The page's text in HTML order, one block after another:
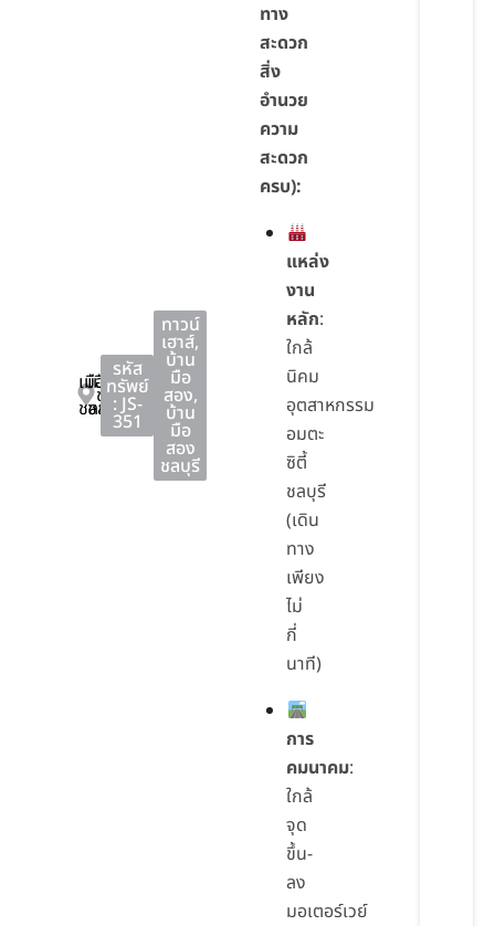
เมือง
ชลบุรี
เมือง
ชลบุรี
ชลบุรี
รหัส
ทรัพย์
: JS-
351
ทาวน์
เฮาส์,
บ้าน
มือ
สอง,
บ้าน
มือ
สอง
ชลบุรี
ทาง
สะดวก
สิ่ง
อำนวย
ความ
สะดวก
ครบ):
แหล่ง
งาน
หลัก:
ใกล้
นิคม
อุตสาหกรรม
อมตะ
ซิตี้
ชลบุรี
(เดิน
ทาง
เพียง
ไม่
กี่
นาที)
การ
คมนาคม:
ใกล้
จุด
ขึ้น-
ลง
มอเตอร์เวย์